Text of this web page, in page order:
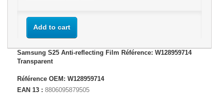
Add to cart
Samsung S25 Anti-reflecting Film Référence: W128959714
Transparent
Référence OEM: W128959714
EAN 13 : 8806095879505